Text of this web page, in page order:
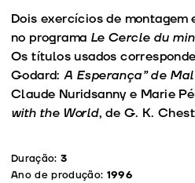
Dois exercícios de montagem
no programa Le Cercle du
Os títulos usados
Godard:A Esperança” de
Claude Nuridsanny e Marie
with the World, de G. K.
Duração: 3
Ano de produção: 1996